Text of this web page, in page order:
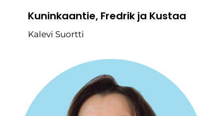
Kuninkaantie, Fredrik ja Kustaa
Kalevi Suortti